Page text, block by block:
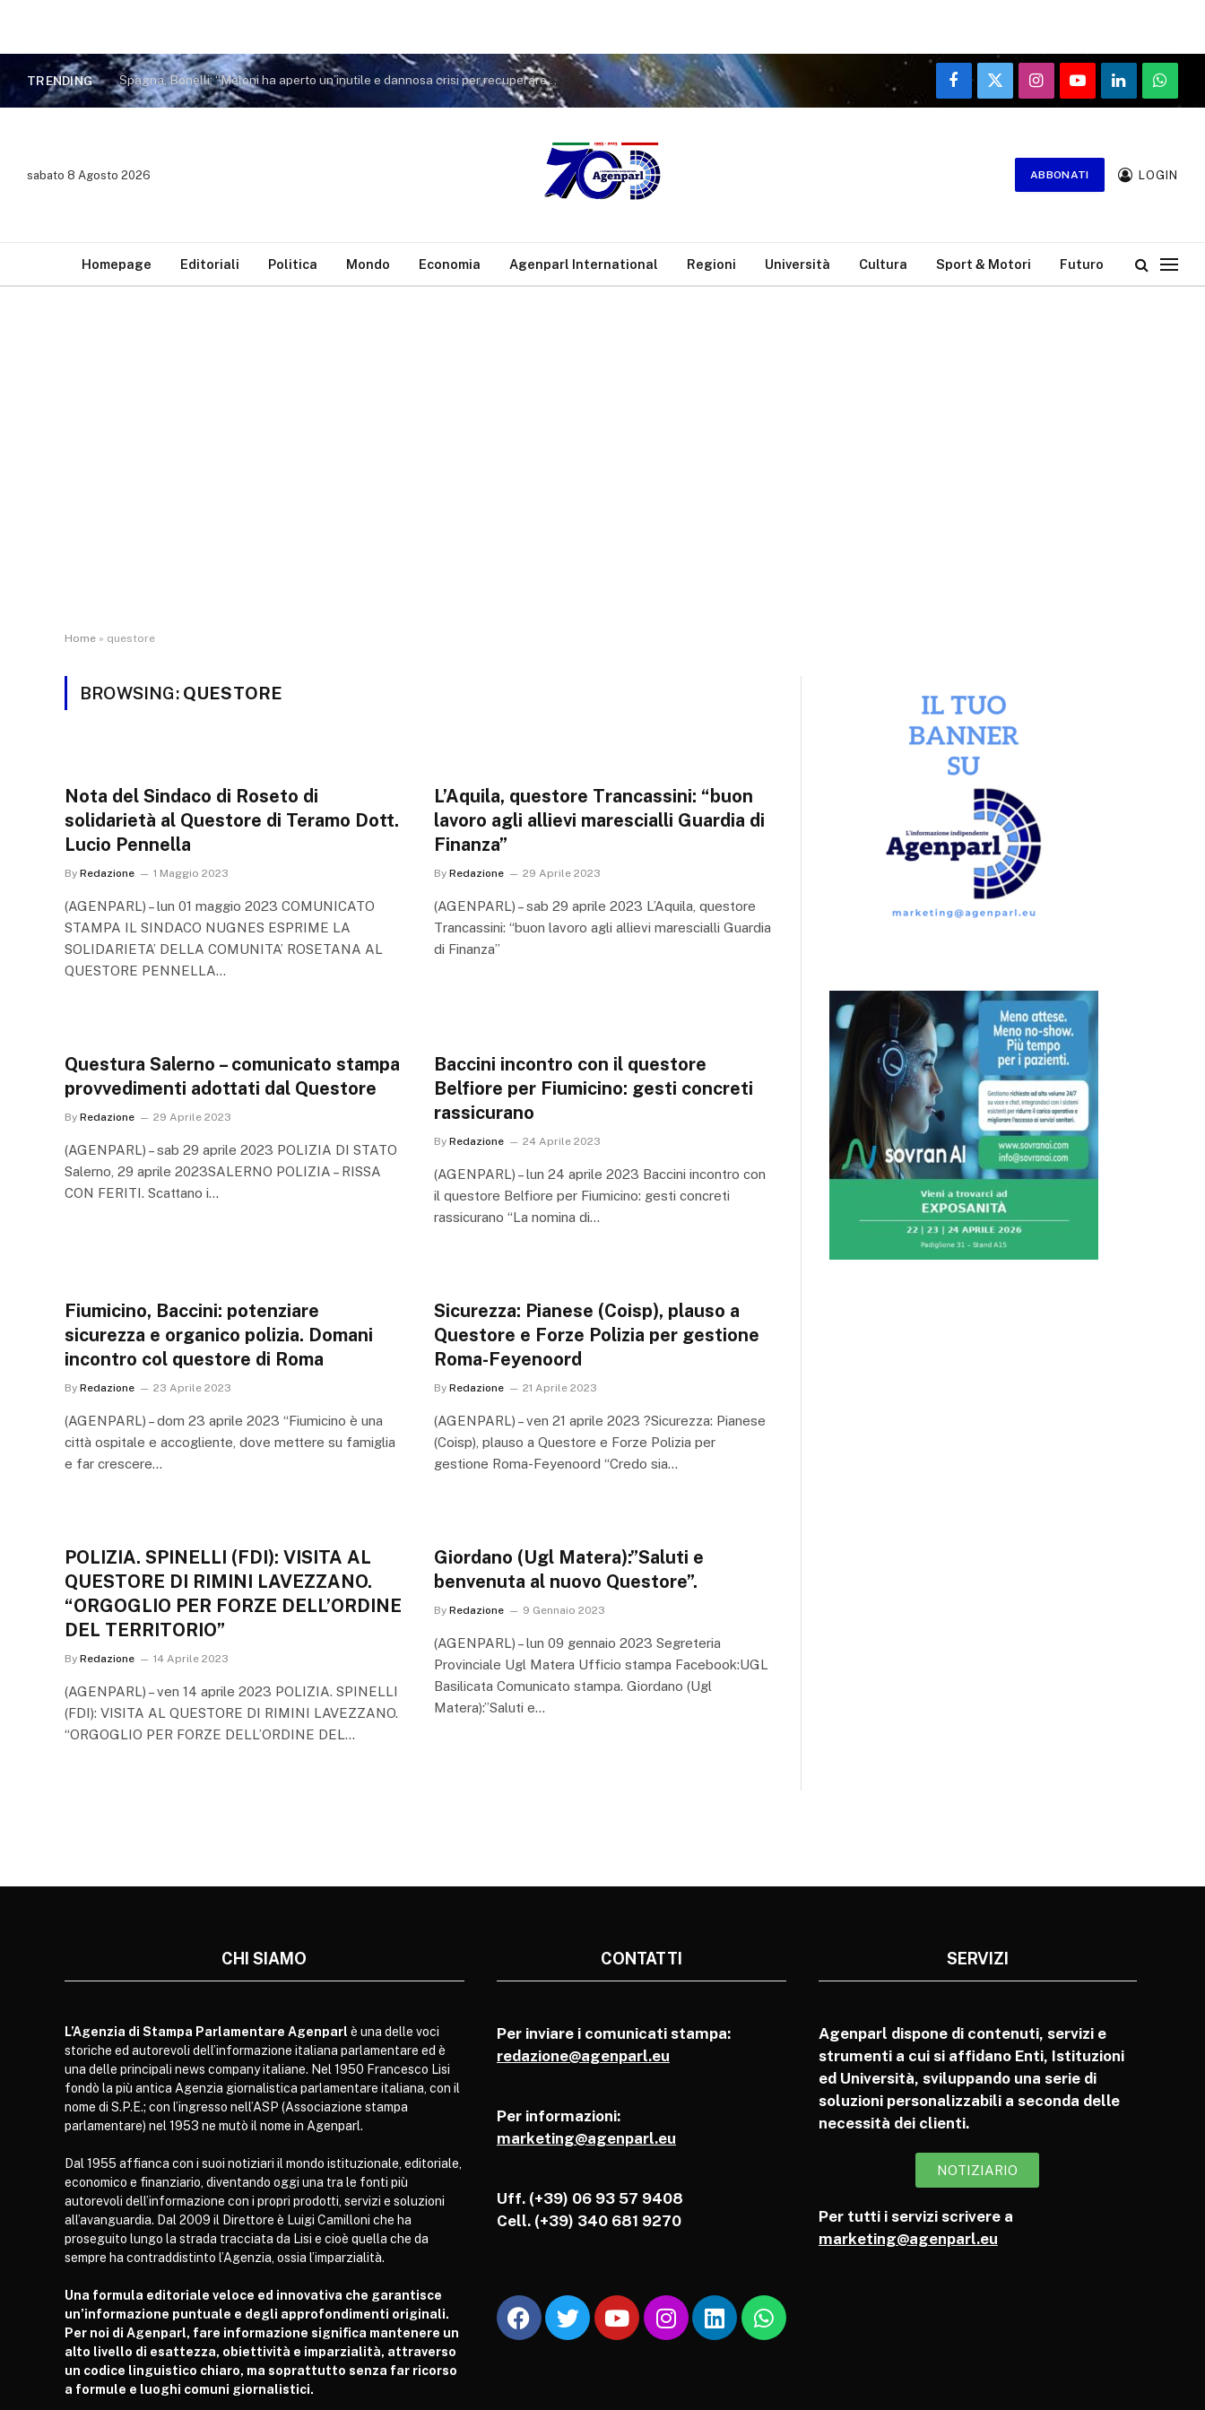
TRENDING Spagna, Bonelli: “Meloni ha aperto un’inutile e dannosa crisi per recuperare consensi e riallacciare i rapporti con Trump
Facebook
X
(Twitter)
InstagramYouTubeLinkedIn
sabato 8 Agosto 2026 ABBONATI LOGIN
Homepage Editoriali Politica Mondo Economia Agenparl International Regioni Università Cultura Sport & Motori Futuro
Home » questore
BROWSING: QUESTORE
Nota del Sindaco di Roseto di
solidarietà al Questore di Teramo Dott.
Lucio Pennella
By Redazione 1 Maggio 2023
(AGENPARL) – lun 01 maggio 2023 COMUNICATO
STAMPA IL SINDACO NUGNES ESPRIME LA
SOLIDARIETA’ DELLA COMUNITA’ ROSETANA AL
QUESTORE PENNELLA…
L’Aquila, questore Trancassini: “buon
lavoro agli allievi marescialli Guardia di
Finanza”
By Redazione 29 Aprile 2023
(AGENPARL) – sab 29 aprile 2023 L’Aquila, questore
Trancassini: “buon lavoro agli allievi marescialli Guardia
di Finanza”
Questura Salerno – comunicato stampa
provvedimenti adottati dal Questore
By Redazione 29 Aprile 2023
(AGENPARL) – sab 29 aprile 2023 POLIZIA DI STATO
Salerno, 29 aprile 2023SALERNO POLIZIA – RISSA
CON FERITI. Scattano i…
Baccini incontro con il questore
Belfiore per Fiumicino: gesti concreti
rassicurano
By Redazione 24 Aprile 2023
(AGENPARL) – lun 24 aprile 2023 Baccini incontro con
il questore Belfiore per Fiumicino: gesti concreti
rassicurano “La nomina di…
Fiumicino, Baccini: potenziare
sicurezza e organico polizia. Domani
incontro col questore di Roma
By Redazione 23 Aprile 2023
(AGENPARL) – dom 23 aprile 2023 “Fiumicino è una
città ospitale e accogliente, dove mettere su famiglia
e far crescere…
Sicurezza: Pianese (Coisp), plauso a
Questore e Forze Polizia per gestione
Roma-Feyenoord
By Redazione 21 Aprile 2023
(AGENPARL) – ven 21 aprile 2023 ?Sicurezza: Pianese
(Coisp), plauso a Questore e Forze Polizia per
gestione Roma-Feyenoord “Credo sia…
POLIZIA. SPINELLI (FDI): VISITA AL
QUESTORE DI RIMINI LAVEZZANO.
“ORGOGLIO PER FORZE DELL’ORDINE
DEL TERRITORIO”
By Redazione 14 Aprile 2023
(AGENPARL) – ven 14 aprile 2023 POLIZIA. SPINELLI
(FDI): VISITA AL QUESTORE DI RIMINI LAVEZZANO.
“ORGOGLIO PER FORZE DELL’ORDINE DEL…
Giordano (Ugl Matera):”Saluti e
benvenuta al nuovo Questore”.
By Redazione 9 Gennaio 2023
(AGENPARL) – lun 09 gennaio 2023 Segreteria
Provinciale Ugl Matera Ufficio stampa Facebook:UGL
Basilicata Comunicato stampa. Giordano (Ugl
Matera):”Saluti e…
CHI SIAMO
L’Agenzia di Stampa Parlamentare Agenparl è una delle voci
storiche ed autorevoli dell’informazione italiana parlamentare ed è
una delle principali news company italiane. Nel 1950 Francesco Lisi
fondò la più antica Agenzia giornalistica parlamentare italiana, con il
nome di S.P.E.; con l’ingresso nell’ASP (Associazione stampa
parlamentare) nel 1953 ne mutò il nome in Agenparl.
Dal 1955 affianca con i suoi notiziari il mondo istituzionale, editoriale,
economico e finanziario, diventando oggi una tra le fonti più
autorevoli dell’informazione con i propri prodotti, servizi e soluzioni
all’avanguardia. Dal 2009 il Direttore è Luigi Camilloni che ha
proseguito lungo la strada tracciata da Lisi e cioè quella che da
sempre ha contraddistinto l’Agenzia, ossia l’imparzialità.
Una formula editoriale veloce ed innovativa che garantisce
un’informazione puntuale e degli approfondimenti originali.
Per noi di Agenparl, fare informazione significa mantenere un
alto livello di esattezza, obiettività e imparzialità, attraverso
un codice linguistico chiaro, ma soprattutto senza far ricorso
a formule e luoghi comuni giornalistici.
CONTATTI
Per inviare i comunicati stampa:
redazione@agenparl.eu
Per informazioni:
marketing@agenparl.eu
Uff. (+39) 06 93 57 9408
Cell. (+39) 340 681 9270
SERVIZI
Agenparl dispone di contenuti, servizi e
strumenti a cui si affidano Enti, Istituzioni
ed Università, sviluppando una serie di
soluzioni personalizzabili a seconda delle
necessità dei clienti.
NOTIZIARIO
Per tutti i servizi scrivere a
marketing@agenparl.eu